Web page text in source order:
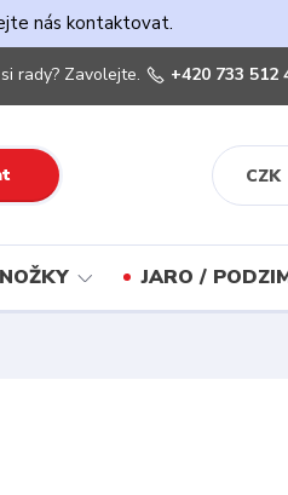
nás kontaktovat.
CZK
rady? Zavolejte. +420 733 512
JARO /